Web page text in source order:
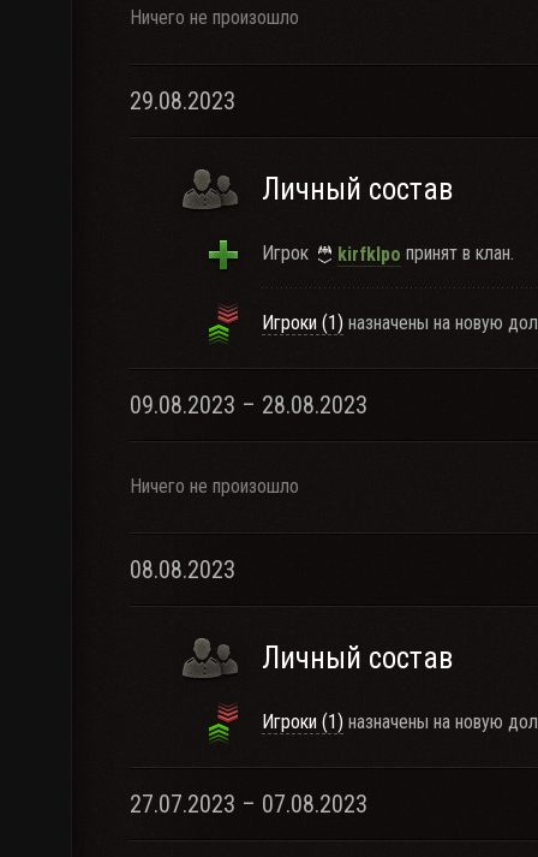
Ничего не произошло
29.08.2023
Личный состав
Игрок kirfklpo принят в клан.
Игроки (1) назначены на новую
09.08.2023 – 28.08.2023
Ничего не произошло
08.08.2023
Личный состав
Игроки (1) назначены на новую
27.07.2023 – 07.08.2023